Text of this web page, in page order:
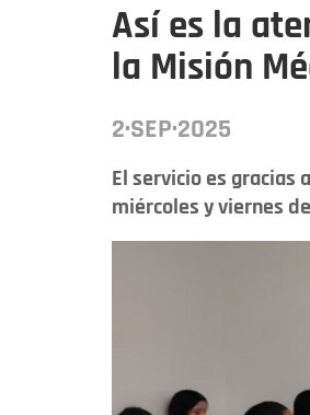
Así es la
la Misión
2·SEP·2025
El servicio es gracias
miércoles y viernes